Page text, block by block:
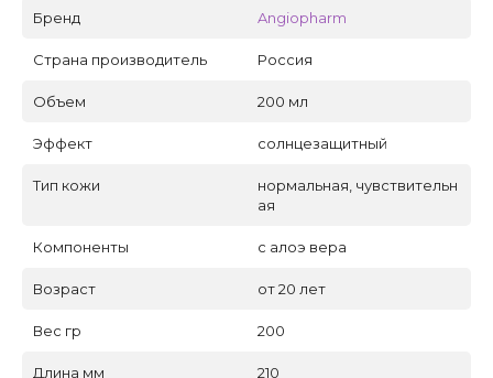
Бренд Angiopharm
Страна производитель Россия
Объем 200 мл
Эффект солнцезащитный
Тип кожи
нормальная, чувствительн
ая
Компоненты с алоэ вера
Возраст от 20 лет
Вес гр 200
Длина мм 210